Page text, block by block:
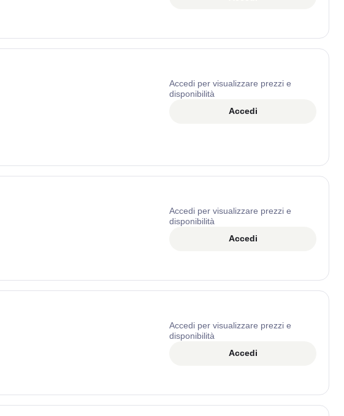
Accedi per visualizzare prezzi e
disponibilità
Accedi
Accedi per visualizzare prezzi e
disponibilità
Accedi
Accedi per visualizzare prezzi e
disponibilità
Accedi